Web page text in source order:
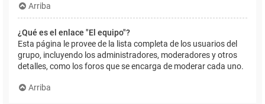
Arriba
¿Qué es el enlace "El equipo"?
Esta página le provee de la lista completa de los usuarios del
grupo, incluyendo los administradores, moderadores y otros
detalles, como los foros que se encarga de moderar cada uno.
Arriba